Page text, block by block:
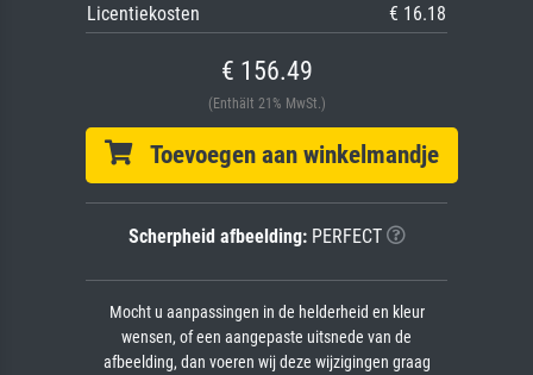
Licentiekosten
€ 16.18
€ 156.49
(Enthält 21% MwSt.)
Toevoegen aan winkelmandje
Scherpheid afbeelding:PERFECT
Mocht u aanpassingen in de helderheid en kleur
wensen, of een aangepaste uitsnede van de
afbeelding, dan voeren wij deze wijzigingen graag